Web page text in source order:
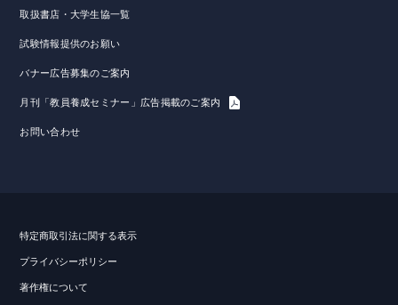
取扱書店・大学生協一覧
試験情報提供のお願い
バナー広告募集のご案内
月刊「教員養成セミナー」広告掲載のご案内
お問い合わせ
特定商取引法に関する表示
プライバシーポリシー
著作権について